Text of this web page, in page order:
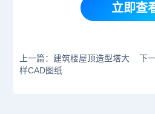
立即查
上一篇：建筑楼屋顶造型塔大
样CAD图纸
下